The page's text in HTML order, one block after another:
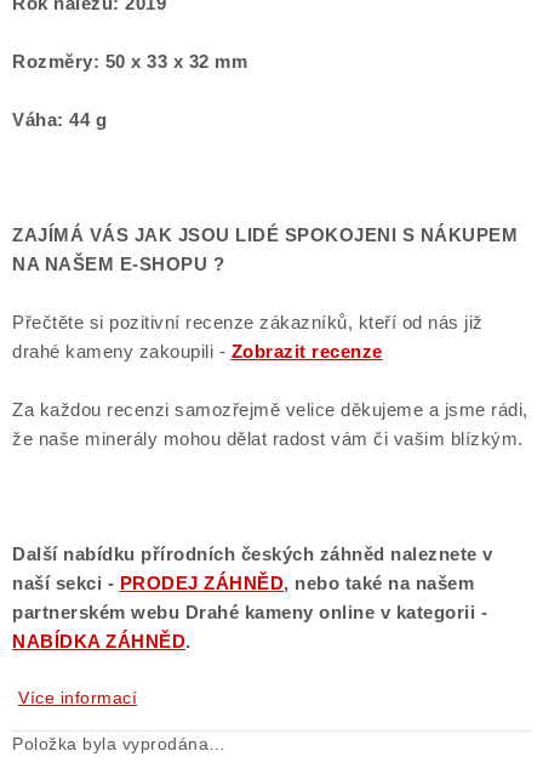
Rozměry: 50 x 33 x 32 mm
Váha: 44 g
ZAJÍMÁ VÁS JAK JSOU LIDÉ SPOKOJENI S NÁKUPEM
NA NAŠEM E-SHOPU ?
Přečtěte si pozitivní recenze zákazníků, kteří od nás již
drahé kameny zakoupili - Zobrazit recenze
Za každou recenzi samozřejmě velice děkujeme a jsme rádi,
že naše minerály mohou dělat radost vám či vašim blízkým.
Další nabídku přírodních českých záhněd naleznete v
naší sekci - PRODEJ ZÁHNĚD, nebo také na našem
partnerském webu Drahé kameny online v kategorii -
NABÍDKA ZÁHNĚD.
Více informací
Položka byla vyprodána…